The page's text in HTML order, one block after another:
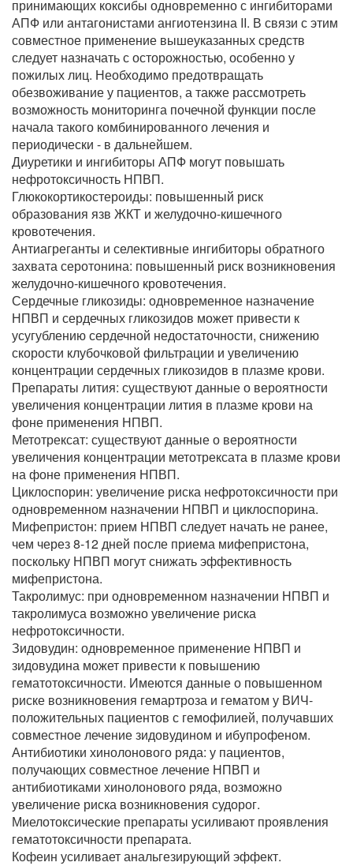
принимающих коксибы одновременно с ингибиторами
АПФ или антагонистами ангиотензина II. В связи с этим
совместное применение вышеуказанных средств
следует назначать с осторожностью, особенно у
пожилых лиц. Необходимо предотвращать
обезвоживание у пациентов, а также рассмотреть
возможность мониторинга почечной функции после
начала такого комбинированного лечения и
периодически - в дальнейшем.
Диуретики и ингибиторы АПФ могут повышать
нефротоксичность НПВП.
Глюкокортикостероиды: повышенный риск
образования язв ЖКТ и желудочно-кишечного
кровотечения.
Антиагреганты и селективные ингибиторы обратного
захвата серотонина: повышенный риск возникновения
желудочно-кишечного кровотечения.
Сердечные гликозиды: одновременное назначение
НПВП и сердечных гликозидов может привести к
усугублению сердечной недостаточности, снижению
скорости клубочковой фильтрации и увеличению
концентрации сердечных гликозидов в плазме крови.
Препараты лития: существуют данные о вероятности
увеличения концентрации лития в плазме крови на
фоне применения НПВП.
Метотрексат: существуют данные о вероятности
увеличения концентрации метотрексата в плазме крови
на фоне применения НПВП.
Циклоспорин: увеличение риска нефротоксичности при
одновременном назначении НПВП и циклоспорина.
Мифепристон: прием НПВП следует начать не ранее,
чем через 8-12 дней после приема мифепристона,
поскольку НПВП могут снижать эффективность
мифепристона.
Такролимус: при одновременном назначении НПВП и
такролимуса возможно увеличение риска
нефротоксичности.
Зидовудин: одновременное применение НПВП и
зидовудина может привести к повышению
гематотоксичности. Имеются данные о повышенном
риске возникновения гемартроза и гематом у ВИЧ-
положительных пациентов с гемофилией, получавших
совместное лечение зидовудином и ибупрофеном.
Антибиотики хинолонового ряда: у пациентов,
получающих совместное лечение НПВП и
антибиотиками хинолонового ряда, возможно
увеличение риска возникновения судорог.
Миелотоксические препараты усиливают проявления
гематотоксичности препарата.
Кофеин усиливает анальгезирующий эффект.